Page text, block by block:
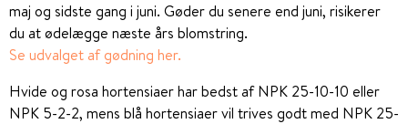
maj og sidste gang i juni. Gøder du senere end juni, risikerer
du at ødelægge næste års blomstring.
Se udvalget af gødning her.
Hvide og rosa hortensiaer har bedst af NPK 25-10-10 eller
NPK 5-2-2, mens blå hortensiaer vil trives godt med NPK 25-